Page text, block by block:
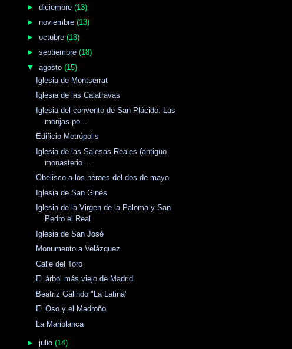
► diciembre (13)
► noviembre (13)
► octubre (18)
► septiembre (18)
▼ agosto (15)
Iglesia de Montserrat
Iglesia de las Calatravas
Iglesia del convento de San Plácido: Las
monjas po...
Edificio Metrópolis
Iglesia de las Salesas Reales (antiguo
monasterio ...
Obelisco a los héroes del dos de mayo
Iglesia de San Ginés
Iglesia de la Virgen de la Paloma y San
Pedro el Real
Iglesia de San José
Monumento a Velázquez
Calle del Toro
El árbol más viejo de Madrid
Beatriz Galindo "La Latina"
El Oso y el Madroño
La Mariblanca
► julio (14)